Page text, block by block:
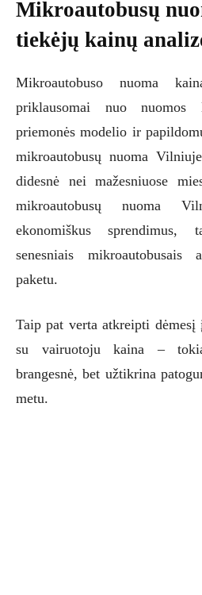
Mikroautobusų
tiekėjų kainų
Mikroautobuso nuoma
priklausomai nuo nuomos
priemonės modelio ir
mikroautobusų nuoma
didesnė nei mažesniuose
mikroautobusų nuoma
ekonomiškus sprendimus,
senesniais mikroautobusais
paketu.
Taip pat verta atkreipti dėmesį
su vairuotoju kaina –
brangesnė, bet užtikrina
metu.